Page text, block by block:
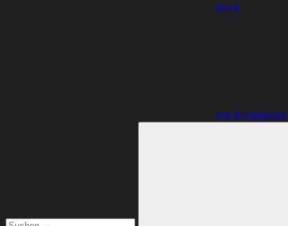
Rock
Ein Kommentar